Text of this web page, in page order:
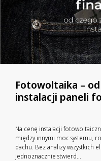
Fotowoltaika –
instalacji paneli
Na cenę instalacji
między innymi moc systemu,
dachu. Bez analizy wszystkich
jednoznacznie stwierd...